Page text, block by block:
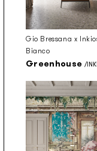
Gio Bressana x
Bianco
Greenhouse /